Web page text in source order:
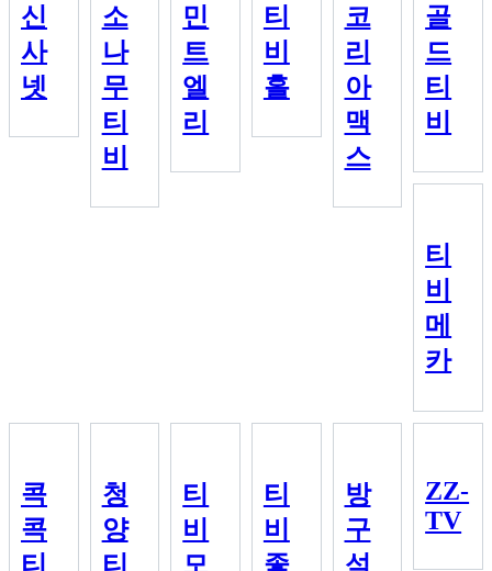
신
사
넷
소
나
무
티
비
민
트
엘
리
티
비
홀
코
리
아
맥
스
골
드
티
비
티
비
메
카
콕
콕
티
청
양
티
티
비
모
티
비
좋
방
구
석
ZZ-
TV